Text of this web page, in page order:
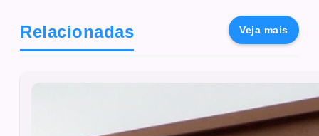
Relacionadas Veja mais